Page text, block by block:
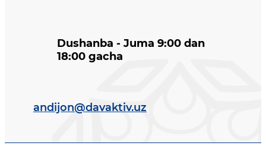
Dushanba - Juma 9:00 dan
18:00 gacha
andijon@davaktiv.uz